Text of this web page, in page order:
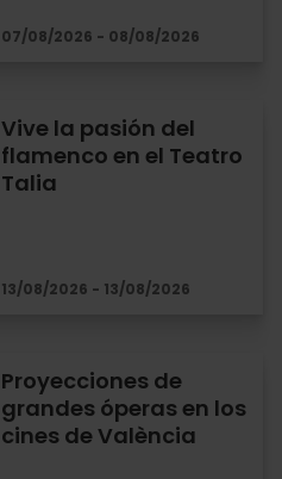
07/08/2026 - 08/08/2026
Vive la pasión del
flamenco en el Teatro
Talia
13/08/2026 - 13/08/2026
Proyecciones de
grandes óperas en los
cines de València